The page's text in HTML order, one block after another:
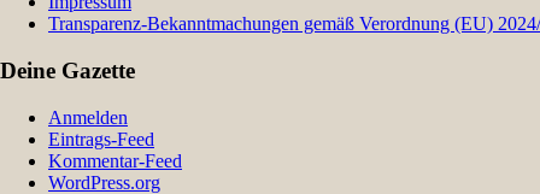
Transparenz-Bekanntmachungen gemäß Verordnung (EU)
Deine Gazette
Anmelden
Eintrags-Feed
Kommentar-Feed
WordPress.org